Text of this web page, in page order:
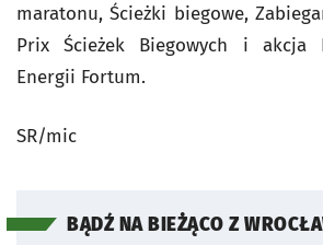
maratonu, Ścieżki biegowe,
Prix Ścieżek Biegowych i akcja
Energii Fortum.
SR/mic
BĄDŹ NA BIEŻĄCO Z